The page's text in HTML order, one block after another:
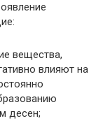
вещества,
влияют на
десен;